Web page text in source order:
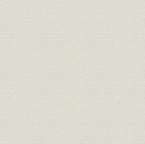
主開発
の開発と真空管製造の本格化
の拡大と新製品開発
係会社の増加
張と玉川向工場の新設
大